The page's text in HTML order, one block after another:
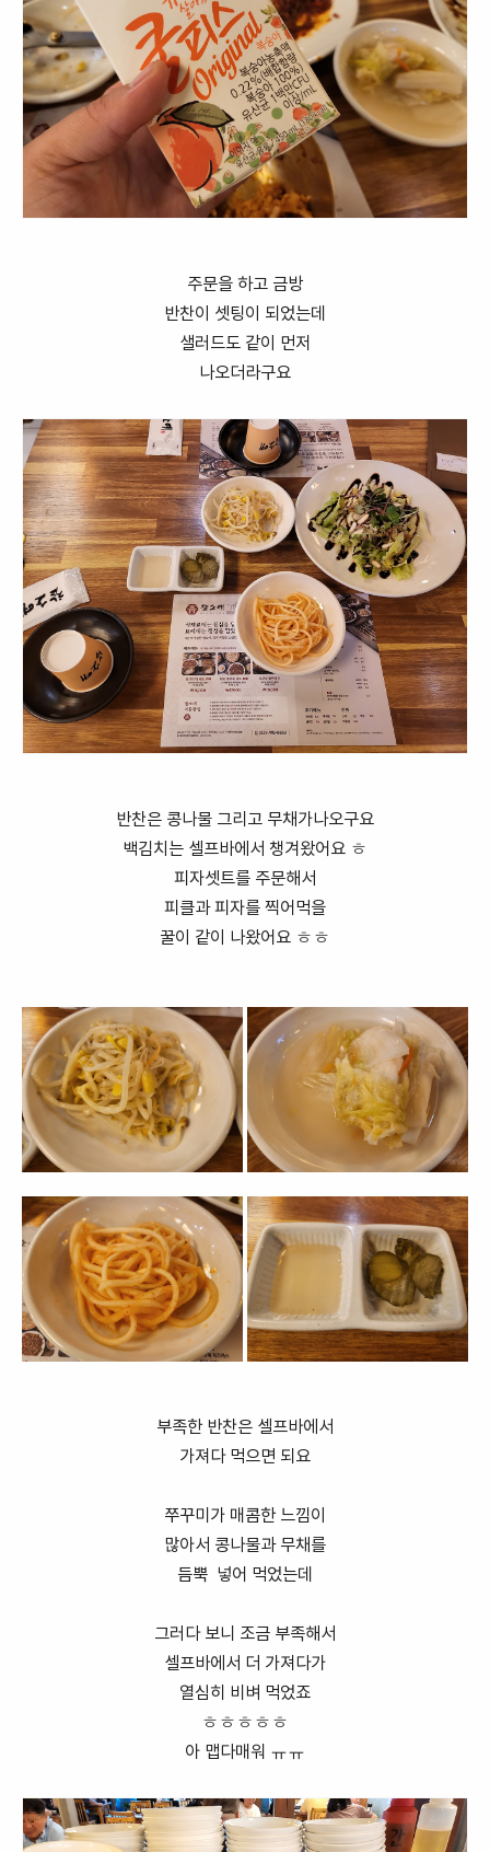
주문을 하고 금방
반찬이 셋팅이 되었는데
샐러드도 같이 먼저
나오더라구요
반찬은 콩나물 그리고 무채가나오구요
백김치는 셀프바에서 챙겨왔어요 ㅎ
피자셋트를 주문해서
피클과 피자를 찍어먹을
꿀이 같이 나왔어요 ㅎㅎ
부족한 반찬은 셀프바에서
가져다 먹으면 되요
쭈꾸미가 매콤한 느낌이
많아서 콩나물과 무채를
듬뿍 넣어 먹었는데
그러다 보니 조금 부족해서
셀프바에서 더 가져다가
열심히 비벼 먹었죠
ㅎㅎㅎㅎㅎ
아 맵다매워 ㅠㅠ